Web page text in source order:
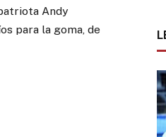
Andy
para la goma, de